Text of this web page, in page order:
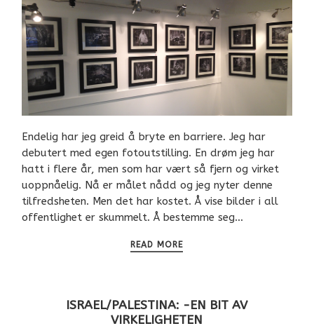
Endelig har jeg greid å bryte en barriere. Jeg har
debutert med egen fotoutstilling. En drøm jeg har
hatt i flere år, men som har vært så fjern og virket
uoppnåelig. Nå er målet nådd og jeg nyter denne
tilfredsheten. Men det har kostet. Å vise bilder i all
offentlighet er skummelt. Å bestemme seg…
READ MORE
ISRAEL/PALESTINA: -EN BIT AV
VIRKELIGHETEN